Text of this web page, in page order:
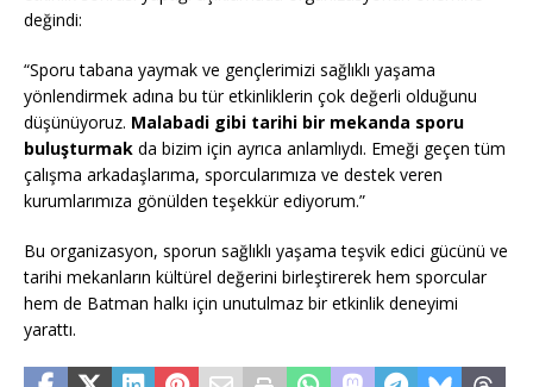
değindi:
“Sporu tabana yaymak ve gençlerimizi sağlıklı yaşama
yönlendirmek adına bu tür etkinliklerin çok değerli olduğunu
düşünüyoruz. Malabadi gibi tarihi bir mekanda sporu
buluşturmak da bizim için ayrıca anlamlıydı. Emeği geçen tüm
çalışma arkadaşlarıma, sporcularımıza ve destek veren
kurumlarımıza gönülden teşekkür ediyorum.”
Bu organizasyon, sporun sağlıklı yaşama teşvik edici gücünü ve
tarihi mekanların kültürel değerini birleştirerek hem sporcular
hem de Batman halkı için unutulmaz bir etkinlik deneyimi
yarattı.